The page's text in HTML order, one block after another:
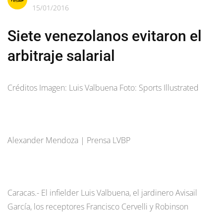
15/01/2016
Siete venezolanos evitaron el
arbitraje salarial
Créditos Imagen: Luis Valbuena Foto: Sports Illustrated
Alexander Mendoza | Prensa LVBP
Caracas.- El infielder Luis Valbuena, el jardinero Avisail
García, los receptores Francisco Cervelli y Robinson